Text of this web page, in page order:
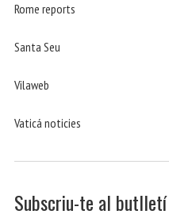
Rome reports
Santa Seu
Vilaweb
Vaticá noticies
Subscriu-te al butlletí